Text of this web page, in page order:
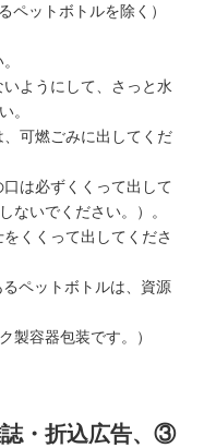
ペットボトルを除く）
ようにして、さっと水
。
可燃ごみに出してくだ
は必ずくくって出して
ないでください。）。
くくって出してくださ
ペットボトルは、資源
製容器包装です。）
・折込広告、③